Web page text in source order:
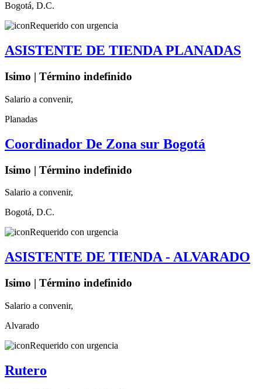
Bogotá, D.C.
Requerido con urgencia
ASISTENTE DE TIENDA PLANADAS
Isimo | Término indefinido
Salario a convenir,
Planadas
Coordinador De Zona sur Bogotá
Isimo | Término indefinido
Salario a convenir,
Bogotá, D.C.
Requerido con urgencia
ASISTENTE DE TIENDA - ALVARADO
Isimo | Término indefinido
Salario a convenir,
Alvarado
Requerido con urgencia
Rutero